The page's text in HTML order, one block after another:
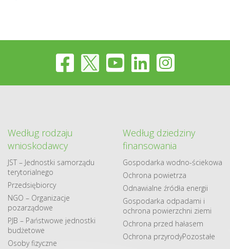
Według rodzaju
wnioskodawcy
JST – Jednostki samorządu
terytorialnego
Przedsiębiorcy
NGO – Organizacje
pozarządowe
PJB – Państwowe jednostki
budżetowe
Osoby fizyczne
Według dziedziny
finansowania
Gospodarka​ wodno​-ściekowa
Ochrona powietrza
Odnawialne​ źródła​ energii
Gospodarka odpadami i
ochrona powierzchni ziemi
Ochrona przed hałasem
Ochrona przyrodyPozostałe